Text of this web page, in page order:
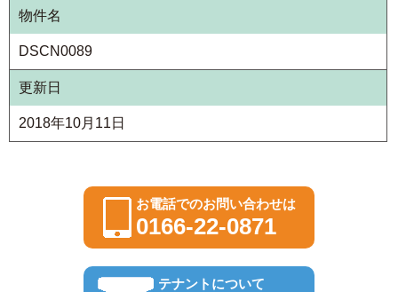
物件名
DSCN0089
更新日
2018年10月11日
お電話でのお問い合わせは
0166-22-0871
テナントについて